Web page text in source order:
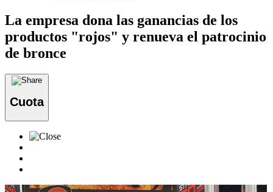
La empresa dona las ganancias de los
productos "rojos" y renueva el patrocinio
de bronce
Cuota